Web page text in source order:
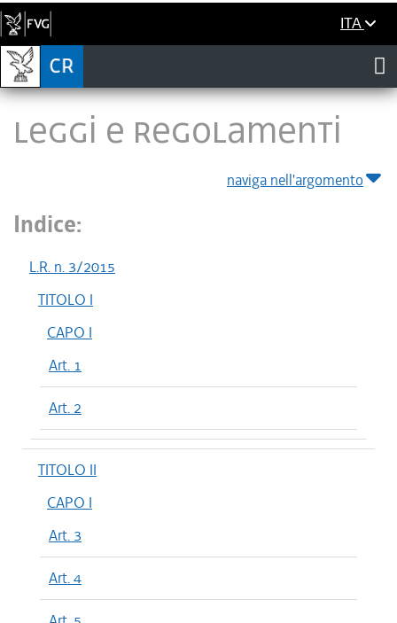
ITA
LEGGI E REGOLAMENTI
naviga nell'argomento
Indice:
L.R. n. 3/2015
TITOLO I
CAPO I
Art. 1
Art. 2
TITOLO II
CAPO I
Art. 3
Art. 4